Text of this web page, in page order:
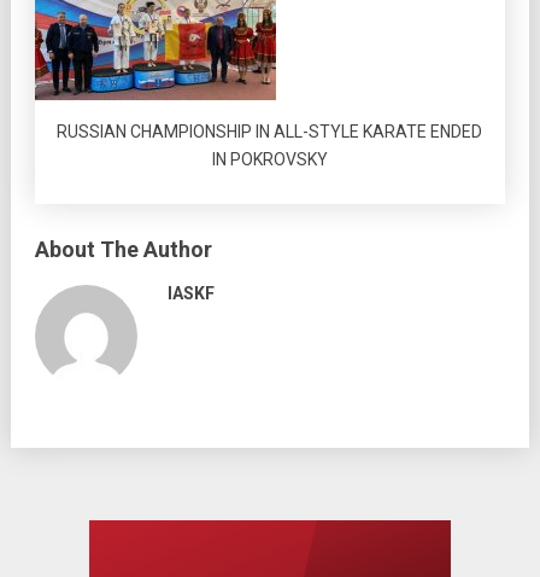
RUSSIAN CHAMPIONSHIP IN ALL-STYLE KARATE ENDED
IN POKROVSKY
About The Author
IASKF